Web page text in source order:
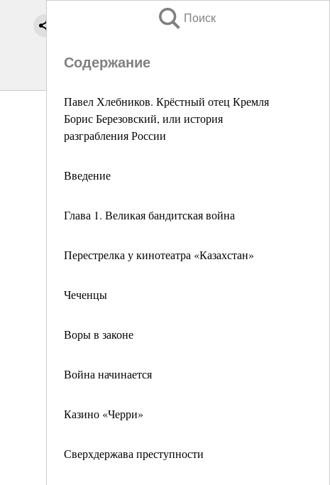
Поиск
Содержание
Павел Хлебников. Крёстный отец Кремля
Борис Березовский, или история
разграбления России
Введение
Глава 1. Великая бандитская война
Перестрелка у кинотеатра «Казахстан»
Чеченцы
Воры в законе
Война начинается
Казино «Черри»
Сверхдержава преступности